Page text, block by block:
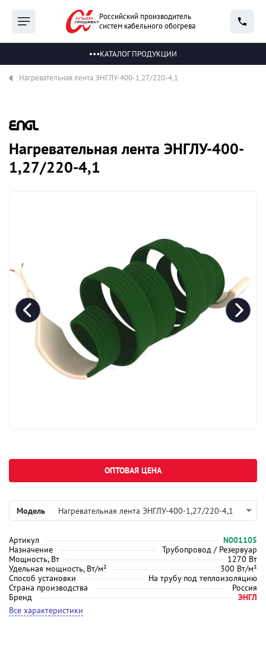
Российский производитель
систем кабельного обогрева
КАТАЛОГ ПРОДУКЦИИ
Нагревательная лента ЭНГЛУ-400-1,27/220-4,1
Нагревательная лента ЭНГЛУ-400-
1,27/220-4,1
Модель Нагревательная лента ЭНГЛУ-400-1,27/220-4,1
Артикул
N001105
Назначение
Трубопровод / Резервуар
Мощность, Вт
1270 Вт
Удельная мощность, Вт/м²
300 Вт/м²
Способ установки
На трубу под теплоизоляцию
Страна производства
Россия
Бренд
ЭНГЛ
Все характеристики
ОПТОВАЯ ЦЕНА